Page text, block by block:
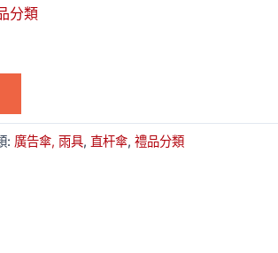
分類
: 廣告傘, 雨具, 直杆傘, 禮品分類